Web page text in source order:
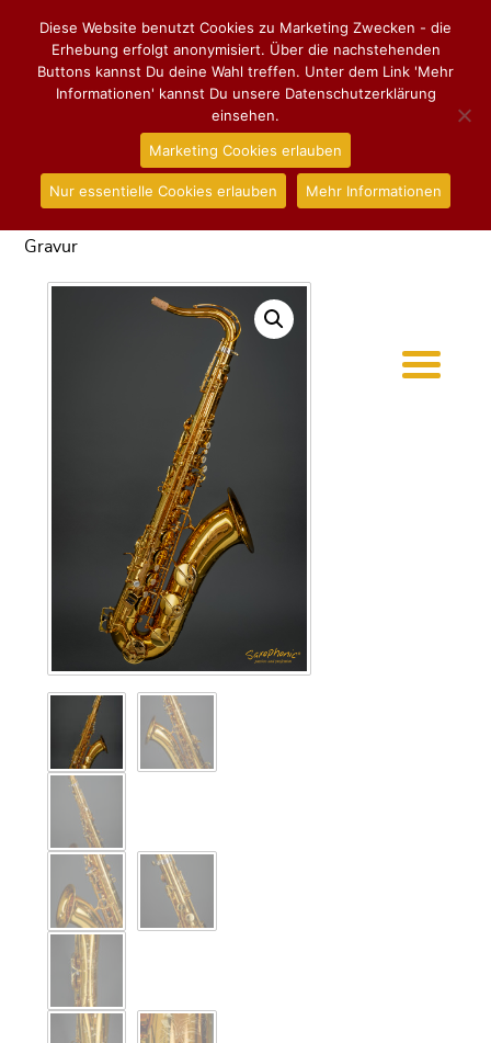
Start/ Tenorsaxophon/ **Vorrätig** Tenorsaxophon
Gravur
Diese Website benutzt Cookies zu Marketing Zwecken - die
Erhebung erfolgt anonymisiert. Über die nachstehenden
Buttons kannst Du deine Wahl treffen. Unter dem Link 'Mehr
Informationen' kannst Du unsere Datenschutzerklärung
einsehen.
Marketing Cookies erlauben
Nur essentielle Cookies erlauben Mehr Informationen